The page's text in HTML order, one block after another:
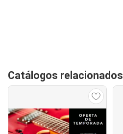
Catálogos relacionados